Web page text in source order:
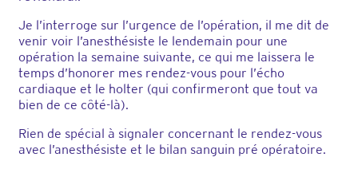
Je l’interroge sur l’urgence de l’opération, il me dit de
venir voir l’anesthésiste le lendemain pour une
opération la semaine suivante, ce qui me laissera le
temps d’honorer mes rendez-vous pour l’écho
cardiaque et le holter (qui confirmeront que tout va
bien de ce côté-là).
Rien de spécial à signaler concernant le rendez-vous
avec l’anesthésiste et le bilan sanguin pré opératoire.